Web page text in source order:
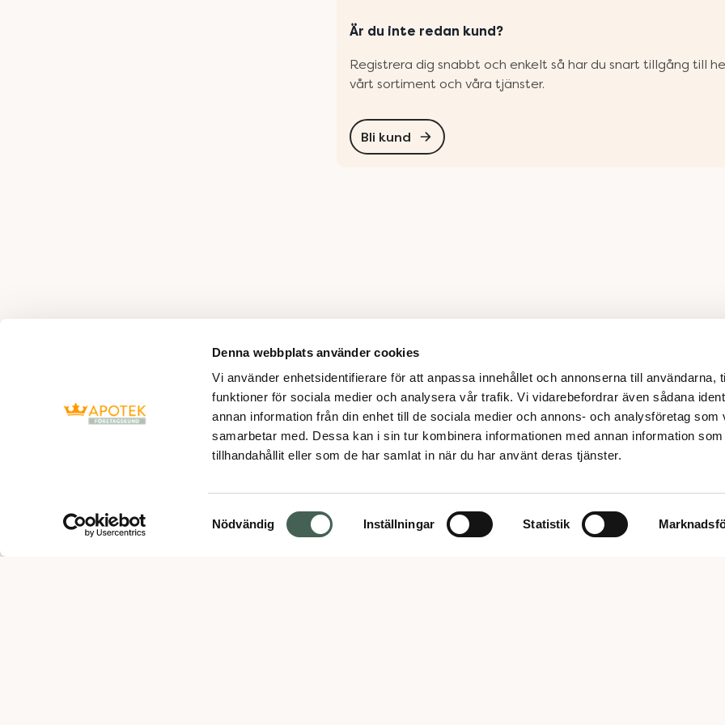
Denna webbplats använder cookies
Vi använder enhetsidentifierare för att anpassa innehållet och annonserna till användarna,
funktioner för sociala medier och analysera vår trafik. Vi vidarebefordrar även sådana
annan information från din enhet till de sociala medier och annons- och analysföretag som
samarbetar med. Dessa kan i sin tur kombinera informationen med annan information
tillhandahållit eller som de har samlat in när du har använt deras tjänster.
Samtyckesval
Nödvändig Inställningar Statistik
Är du inte redan kund?
Registrera dig snabbt och enkelt så har du snart tillgång till
vårt sortiment och våra tjänster.
Bli kund